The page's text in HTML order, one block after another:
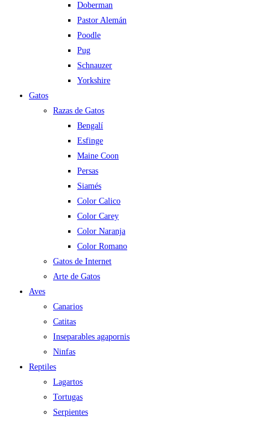
Doberman
Pastor Alemán
Poodle
Pug
Schnauzer
Yorkshire
Gatos
Razas de Gatos
Bengalí
Esfinge
Maine Coon
Persas
Siamés
Color Calico
Color Carey
Color Naranja
Color Romano
Gatos de Internet
Arte de Gatos
Aves
Canarios
Catitas
Inseparables agapornis
Ninfas
Reptiles
Lagartos
Tortugas
Serpientes